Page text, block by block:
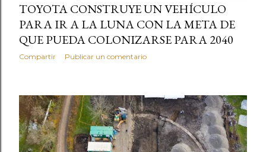
TOYOTA CONSTRUYE UN VEHÍCULO
PARA IR A LA LUNA CON LA META DE
QUE PUEDA COLONIZARSE PARA 2040
Compartir Publicar un comentario